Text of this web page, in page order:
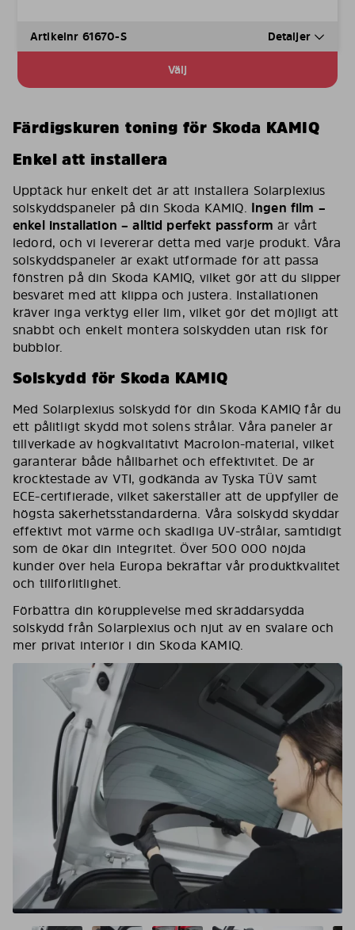
Artikelnr 61670-S Detaljer
Välj
Färdigskuren toning för Skoda KAMIQ
Enkel att installera
Upptäck hur enkelt det är att installera Solarplexius
solskyddspaneler på din Skoda KAMIQ. Ingen film –
enkel installation – alltid perfekt passform är vårt
ledord, och vi levererar detta med varje produkt. Våra
solskyddspaneler är exakt utformade för att passa
fönstren på din Skoda KAMIQ, vilket gör att du slipper
besväret med att klippa och justera. Installationen
kräver inga verktyg eller lim, vilket gör det möjligt att
snabbt och enkelt montera solskydden utan risk för
bubblor.
Solskydd för Skoda KAMIQ
Med Solarplexius solskydd för din Skoda KAMIQ får du
ett pålitligt skydd mot solens strålar. Våra paneler är
tillverkade av högkvalitativt Macrolon-material, vilket
garanterar både hållbarhet och effektivitet. De är
krocktestade av VTI, godkända av Tyska TÜV samt
ECE-certifierade, vilket säkerställer att de uppfyller de
högsta säkerhetsstandarderna. Våra solskydd skyddar
effektivt mot värme och skadliga UV-strålar, samtidigt
som de ökar din integritet. Över 500 000 nöjda
kunder över hela Europa bekräftar vår produktkvalitet
och tillförlitlighet.
Förbättra din körupplevelse med skräddarsydda
solskydd från Solarplexius och njut av en svalare och
mer privat interiör i din Skoda KAMIQ.